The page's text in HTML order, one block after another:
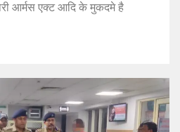
आर्मस एक्ट आदि के मुकदमे है